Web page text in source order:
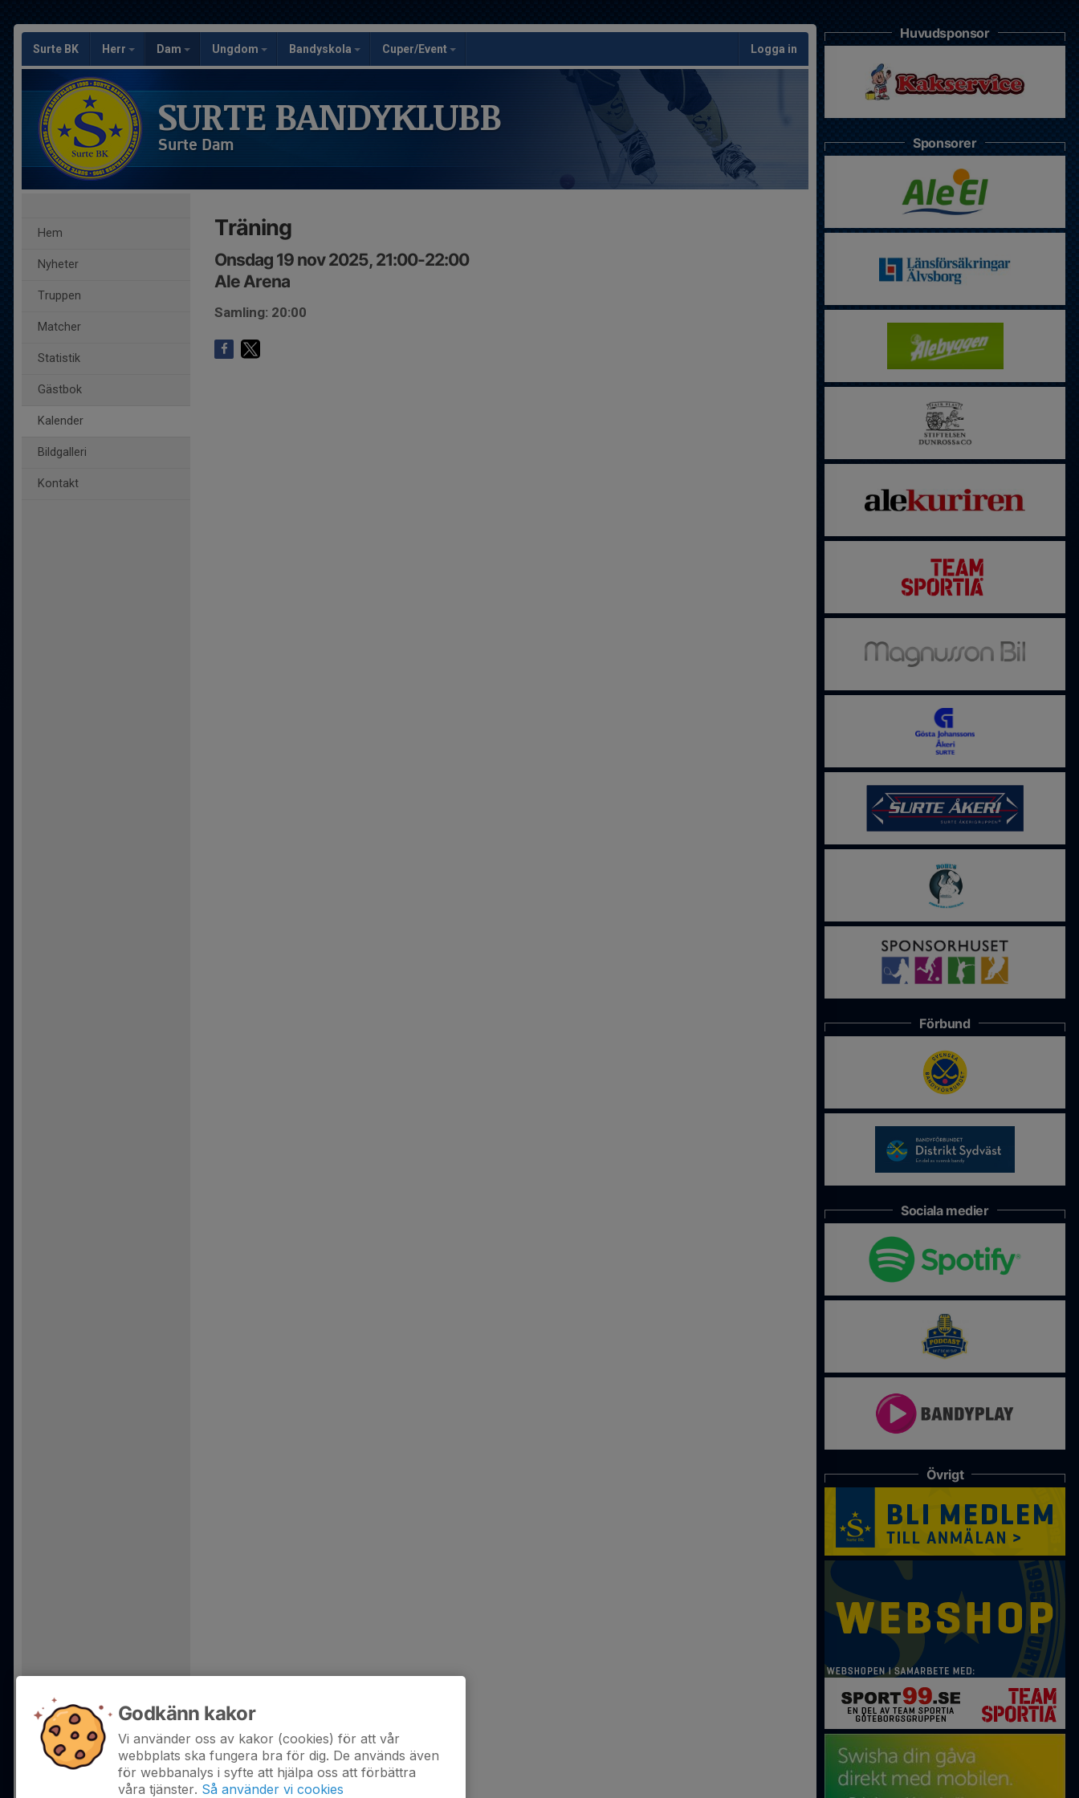
Surte BK Herr Dam Ungdom Bandyskola Cuper/Event Logga in
SURTE BANDYKLUBB
Surte Dam
Hem
Nyheter
Truppen
Matcher
Statistik
Gästbok
Kalender
Bildgalleri
Kontakt
Träning
Onsdag 19 nov 2025, 21:00-22:00
Ale Arena
Samling: 20:00
Huvudsponsor
Sponsorer
Förbund
Sociala medier
Övrigt
Godkänn kakor
Vi använder oss av kakor (cookies) för att vår
webbplats ska fungera bra för dig. De används även
för webbanalys i syfte att hjälpa oss att förbättra
våra tjänster. Så använder vi cookies